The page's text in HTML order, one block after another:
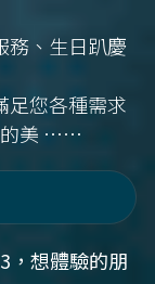
務、生日趴慶
足您各種需求
的美 ⋯⋯
，想體驗的朋